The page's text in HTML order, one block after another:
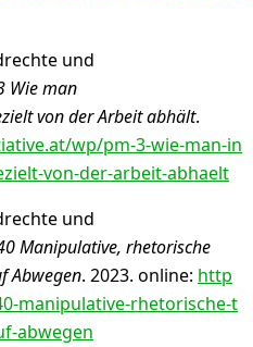
und
Wie man
von der Arbeit abhält.
wp/pm-3-wie-man-in
von-der-arbeit-abhaelt
und
Manipulative, rhetorische
Abwegen. 2023. online: http
manipulative-rhetorische-t
abwegen